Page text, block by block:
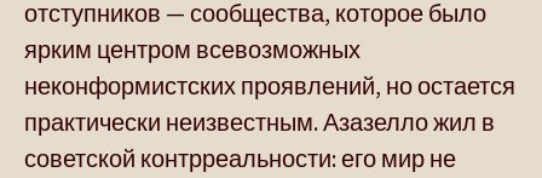
отступников — сообщества, которое было
ярким центром всевозможных
неконформистских проявлений, но остается
практически неизвестным. Азазелло жил в
советской контрреальности: его мир не